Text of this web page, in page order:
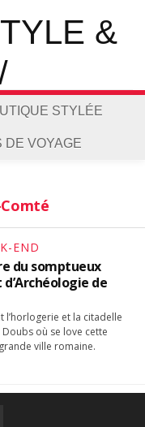
STYLÉE
DE VOYAGE
END
du somptueux
de
l’horlogerie et la citadelle
où se love cette
ville romaine.